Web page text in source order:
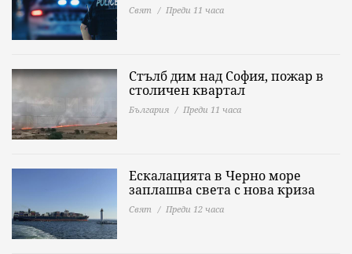
Свят Преди 11 часа
Стълб дим над София, пожар в
столичен квартал
България Преди 11 часа
Ескалацията в Черно море
заплашва света с нова криза
Свят Преди 12 часа